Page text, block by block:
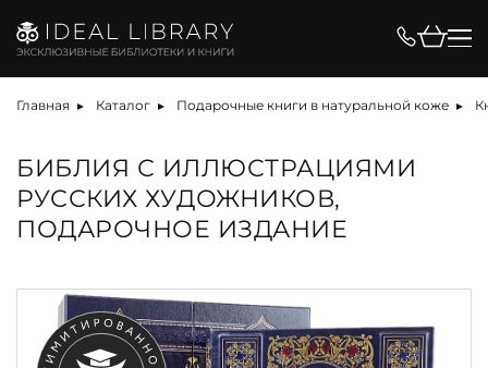
Главная Каталог Подарочные книги в натуральной коже
БИБЛИЯ С ИЛЛЮСТРАЦИЯМИ
РУССКИХ ХУДОЖНИКОВ,
ПОДАРОЧНОЕ ИЗДАНИЕ